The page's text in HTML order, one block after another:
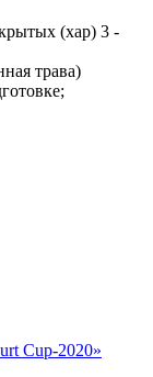
(хар) 3 -
трава)
Cup-2020»